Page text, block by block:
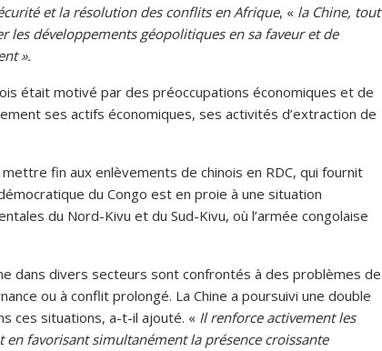
et la résolution des conflits en Afrique, « la Chine, tout
les développements géopolitiques en sa faveur et de
».
était motivé par des préoccupations économiques et de
ses actifs économiques, ses activités d’extraction de
fin aux enlèvements de chinois en RDC, qui fournit
du Congo est en proie à une situation
du Nord-Kivu et du Sud-Kivu, où l’armée congolaise
dans divers secteurs sont confrontés à des problèmes de
ou à conflit prolongé. La Chine a poursuivi une double
ces situations, a-t-il ajouté. « Il renforce activement les
favorisant simultanément la présence croissante